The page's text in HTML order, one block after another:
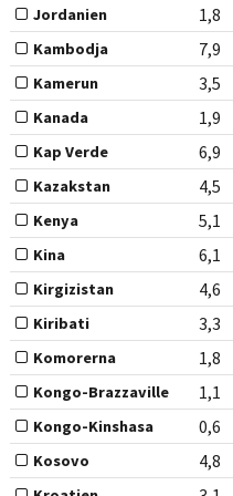
Jordanien 1,8
Kambodja 7,9
Kamerun 3,5
Kanada 1,9
Kap Verde 6,9
Kazakstan 4,5
Kenya 5,1
Kina 6,1
Kirgizistan 4,6
Kiribati 3,3
Komorerna 1,8
Kongo-Brazzaville 1,1
Kongo-Kinshasa 0,6
Kosovo 4,8